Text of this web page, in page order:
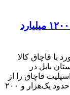
کشف ۶۰۱ دستگاه کولر اسپلیت قاچاق ۱۲۰۰ میلیارد
با قاچاق کالا
بابل در
دستگاه کولر اسپلیت قاچاق را از
یک انبار کشف کنند؛ محموله‌ای که ارزش آن به حدود یک‌هزار و ۲۰۰